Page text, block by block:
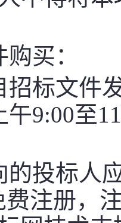
买：
招标文件
午9:00至
的投标人
费注册，